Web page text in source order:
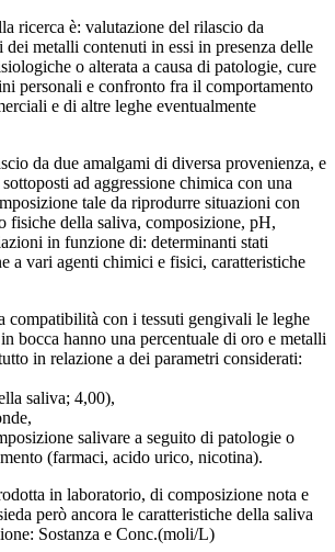
ricerca è: valutazione del rilascio da
metalli contenuti in essi in presenza delle
o alterata a causa di patologie, cure
personali e confronto fra il comportamento
e di altre leghe eventualmente
da due amalgami di diversa provenienza, e
ad aggressione chimica con una
tale da riprodurre situazioni con
fisiche della saliva, composizione, pH,
in funzione di: determinanti stati
a vari agenti chimici e fisici, caratteristiche
compatibilità con i tessuti gengivali le leghe
bocca hanno una percentuale di oro e metalli
in relazione a dei parametri considerati:
saliva; 4,00),
salivare a seguito di patologie o
(farmaci, acido urico, nicotina).
in laboratorio, di composizione nota e
però ancora le caratteristiche della saliva
Sostanza e Conc.(moli/L)